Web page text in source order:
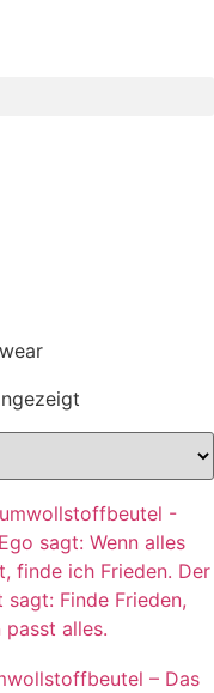
– Das